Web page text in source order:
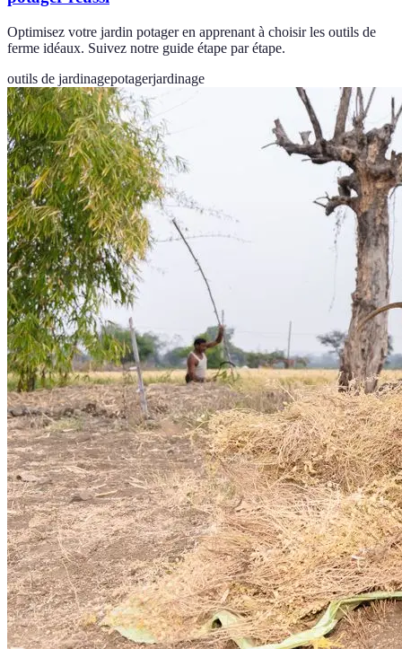
Optimisez votre jardin potager en apprenant à choisir les outils de
ferme idéaux. Suivez notre guide étape par étape.
outils de jardinagepotagerjardinage